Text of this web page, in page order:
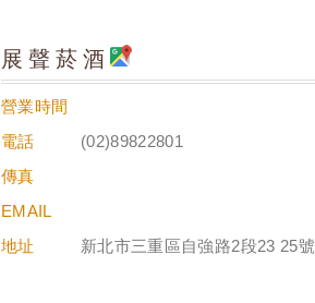
展聲菸酒
營業時間
電話
(02)89822801
傳真
EMAIL
地址
新北市三重區自強路2段23 25號